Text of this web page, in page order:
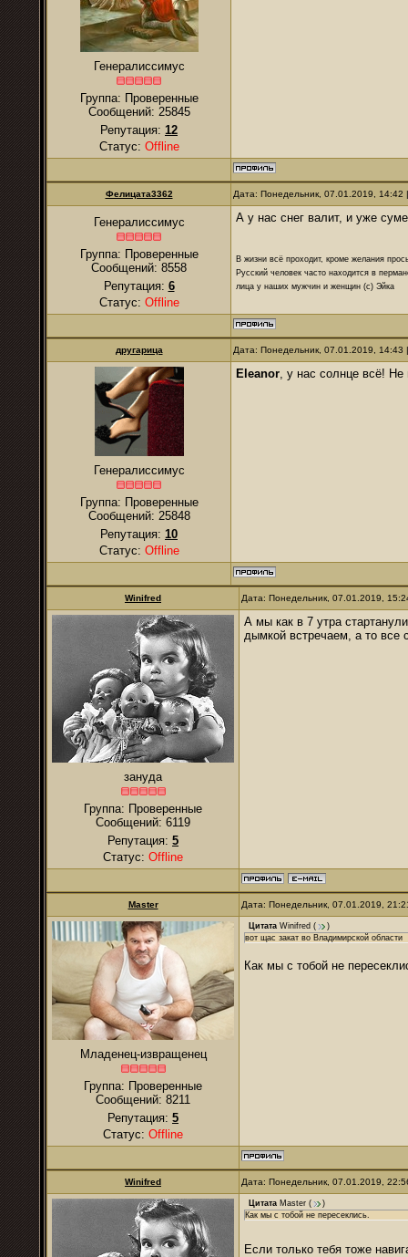
Генералиссимус
Группа: Проверенные
Сообщений: 25845
Репутация: 12
Статус: Offline
Фелицата3362 Дата: Понедельник, 07.01.2019,
Генералиссимус
Группа: Проверенные
Сообщений: 8558
Репутация: 6
Статус: Offline
А у нас снег валит, и уже
В жизни всё проходит, кроме желания
Русский человек часто находится в
лица у наших мужчин и женщин (с) Эйка
другарица Дата: Понедельник, 07.01.2019,
Генералиссимус
Группа: Проверенные
Сообщений: 25848
Репутация: 10
Статус: Offline
Eleanor, у нас солнце всё!
Winifred Дата: Понедельник, 07.01.2019,
зануда
Группа: Проверенные
Сообщений: 6119
Репутация: 5
Статус: Offline
А мы как в 7 утра
дымкой встречаем, а то все
Master Дата: Понедельник, 07.01.2019,
Младенец-извращенец
Группа: Проверенные
Сообщений: 8211
Репутация: 5
Статус: Offline
Цитата Winifred (
)
вот щас закат во Владимирской области
Как мы с тобой не
Winifred Дата: Понедельник, 07.01.2019,
Цитата Master (
)
Как мы с тобой не пересеклись.
Если только тебя тоже